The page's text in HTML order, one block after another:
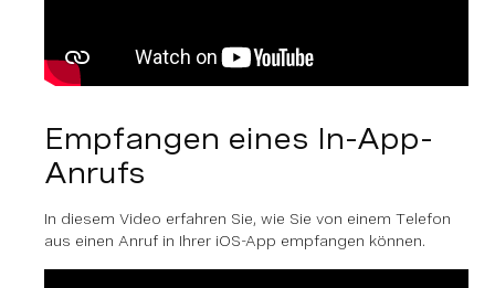
Empfangen eines In-App-
Anrufs
In diesem Video erfahren Sie, wie Sie von einem Telefon
aus einen Anruf in Ihrer iOS-App empfangen können.